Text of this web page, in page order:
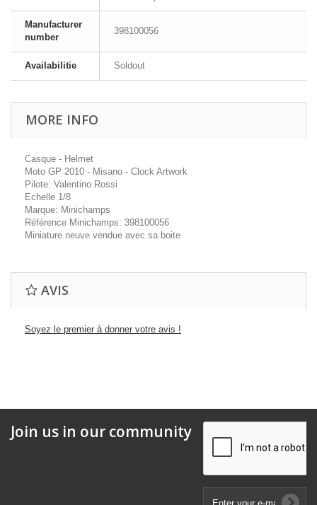
Manufacturer
number
398100056
Availabilitie Soldout
MORE INFO
Casque - Helmet
Moto GP 2010 - Misano - Clock Artwork
Pilote: Valentino Rossi
Echelle 1/8
Marque: Minichamps
Référence Minichamps: 398100056
Miniature neuve vendue avec sa boite
AVIS
Soyez le premier à donner votre avis !
Join us in our community